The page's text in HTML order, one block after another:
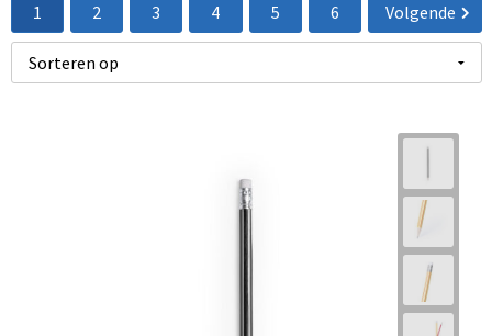
1 2 3 4 5 6 Volgende